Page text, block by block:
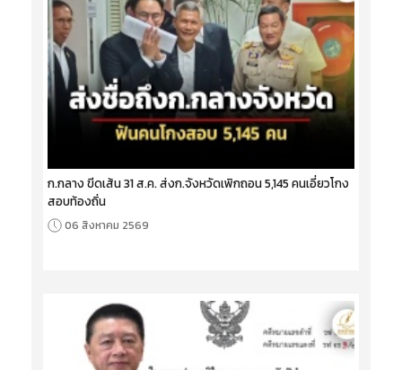
ก.กลาง ขีดเส้น 31 ส.ค. ส่งก.จังหวัดเพิกถอน 5,145 คนเอี่ยวโกง
สอบท้องถิ่น
06 สิงหาคม 2569